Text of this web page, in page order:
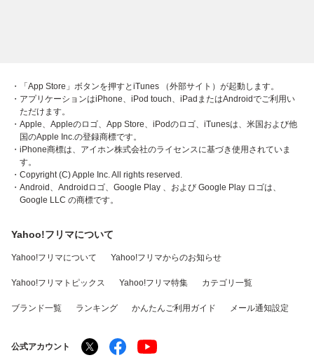
・「App Store」ボタンを押すとiTunes （外部サイト）が起動します。
・アプリケーションはiPhone、iPod touch、iPadまたはAndroidでご利用い
ただけます。
・Apple、Appleのロゴ、App Store、iPodのロゴ、iTunesは、米国および他
国のApple Inc.の登録商標です。
・iPhone商標は、アイホン株式会社のライセンスに基づき使用されていま
す。
・Copyright (C) Apple Inc. All rights reserved.
・Android、Androidロゴ、Google Play 、および Google Play ロゴは、
Google LLC の商標です。
Yahoo!フリマについて
Yahoo!フリマについて Yahoo!フリマからのお知らせ
Yahoo!フリマトピックス Yahoo!フリマ特集 カテゴリ一覧
ブランド一覧 ランキング かんたんご利用ガイド メール通知設定
公式アカウント